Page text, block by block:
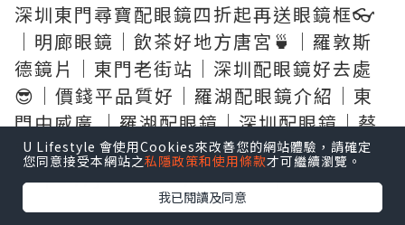
深圳東門尋寶配眼鏡四折起再送眼鏡框👓
｜明廊眼鏡｜飲茶好地方唐宮🍵｜羅敦斯
德鏡片｜東門老街站｜深圳配眼鏡好去處
😎｜價錢平品質好｜羅湖配眼鏡介紹｜東
門中威廣 ｜羅湖配眼鏡｜深圳配眼鏡｜蔡
https://youtu.be/X7Y5J12p-Bo
U Lifestyle 會使用Cookies來改善您的網站體驗，請確定
您同意接受本網站之私隱政策和使用條款才可繼續瀏覽。
我已閱讀及同意